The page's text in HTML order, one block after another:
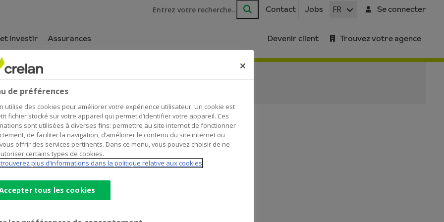
Je cherche
Rechercher
Contact Jobs FR Se connecter
investir Assurances Devenir client Trouvez votre agence
de préférences
utilise des cookies pour améliorer votre expérience utilisateur. Un cookie est
fichier stocké sur votre appareil qui permet d’identifier votre appareil. Ces
sont utilisées à diverses fins: permettre au site internet de fonctionner
de faciliter la navigation, d’améliorer le contenu du site internet ou
offrir des services pertinents. Dans ce menu, vous pouvez choisir de ne
certains types de cookies.
plus d’informations dans la politique relative aux cookies
tous les cookies